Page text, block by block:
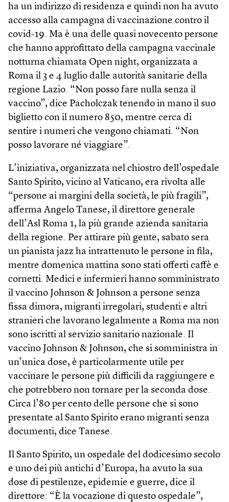
ha un indirizzo di residenza e quindi non ha avuto
accesso alla campagna di vaccinazione contro il
covid-19. Ma è una delle quasi novecento persone
che hanno approfittato della campagna vaccinale
notturna chiamata Open night, organizzata a
Roma il 3 e 4 luglio dalle autorità sanitarie della
regione Lazio. “Non posso fare nulla senza il
vaccino”, dice Pacholczak tenendo in mano il suo
biglietto con il numero 850, mentre cerca di
sentire i numeri che vengono chiamati. “Non
posso lavorare né viaggiare”.
L’iniziativa, organizzata nel chiostro dell’ospedale
Santo Spirito, vicino al Vaticano, era rivolta alle
“persone ai margini della società, le più fragili”,
afferma Angelo Tanese, il direttore generale
dell’Asl Roma 1, la più grande azienda sanitaria
della regione. Per attirare più gente, sabato sera
un pianista jazz ha intrattenuto le persone in fila,
mentre domenica mattina sono stati offerti caffè e
cornetti. Medici e infermieri hanno somministrato
il vaccino Johnson & Johnson a persone senza
fissa dimora, migranti irregolari, studenti e altri
stranieri che lavorano legalmente a Roma ma non
sono iscritti al servizio sanitario nazionale. Il
vaccino Johnson & Johnson, che si somministra in
un’unica dose, è particolarmente utile per
vaccinare le persone più difficili da raggiungere e
che potrebbero non tornare per la seconda dose.
Circa l’80 per cento delle persone che si sono
presentate al Santo Spirito erano migranti senza
documenti, dice Tanese.
Il Santo Spirito, un ospedale del dodicesimo secolo
e uno dei più antichi d’Europa, ha avuto la sua
dose di pestilenze, epidemie e guerre, dice il
direttore: “È la vocazione di questo ospedale”,